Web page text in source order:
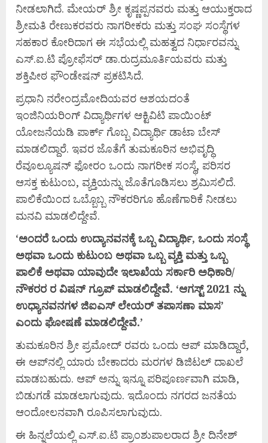
ನೀಡಲಾಗಿದೆ. ಮೇಯರ್ ಶ್ರೀ ಕೃಷ್ಣಪ್ಪನವರು ಮತ್ತು ಆಯುಕ್ತರಾದ
ಶ್ರೀಮತಿ ರೇಣುಕರವರು ನಾಗರೀಕರು ಮತ್ತು ಸಂಘ ಸಂಸ್ಥೆಗಳ
ಸಹಕಾರ ಕೋರಿದಾಗ ಈ ಸಭೆಯಲ್ಲಿ ಮಹತ್ವದ ನಿರ್ಧಾರವನ್ನು
ಎಸ್.ಐ.ಟಿ ಪ್ರೋಫೆಸರ್ ಡಾ.ರುದ್ರಮೂರ್ತಿಯವರು ಮತ್ತು
ಶಕ್ತಿಪೀಠ ಫೌಂಡೇಷನ್ ಪ್ರಕಟಿಸಿದೆ.
ಪ್ರಧಾನಿ ನರೇಂದ್ರಮೋದಿಯವರ ಆಶಯದಂತೆ
ಇಂಜಿನಿಯರಿಂಗ್ ವಿದ್ಯಾರ್ಥಿಗಳ ಆಕ್ಟಿವಿಟಿ ಪಾಯಿಂಟ್
ಯೋಜನೆಯಡಿ ಪಾರ್ಕ್ ಗೊಬ್ಬ ವಿದ್ಯಾರ್ಥಿ ಡಾಟಾ ಬೇಸ್
ಮಾಡಲಿದ್ದಾರೆ. ಇವರ ಜೊತೆಗೆ ತುಮಕೂರಿನ ಅಭಿವೃದ್ಧಿ
ರೆವೂಲ್ಯೂಷನ್ ಫೋರಂ ಒಂದು ನಾಗರೀಕ ಸಂಸ್ಥೆ, ಪರಿಸರ
ಆಸಕ್ತ ಕುಟುಂಬ, ವ್ಯಕ್ತಿಯನ್ನು ಜೊತೆಗೂಡಿಸಲು ಶ್ರಮಿಸಲಿದೆ.
ಪಾಲಿಕೆಯಿಂದ ಒಬ್ಬೊಬ್ಬ ನೌಕರರಿಗೂ ಹೊಣೆಗಾರಿಕೆ ನೀಡಲು
ಮನವಿ ಮಾಡಲಿದ್ದೇವೆ.
‘ಅಂದರೆ ಒಂದು ಉದ್ಯಾನವನಕ್ಕೆ ಒಬ್ಬ ವಿದ್ಯಾರ್ಥಿ, ಒಂದು ಸಂಸ್ಥೆ
ಅಥವಾ ಒಂದು ಕುಟುಂಬ ಅಥವಾ ಒಬ್ಬ ವ್ಯಕ್ತಿ ಮತ್ತು ಒಬ್ಬ
ಪಾಲಿಕೆ ಅಥವಾ ಯಾವುದೇ ಇಲಾಖೆಯ ಸರ್ಕಾರಿ ಅಧಿಕಾರಿ/
ನೌಕರರ ರ ವಿಷನ್ ಗ್ರೂಪ್ ಮಾಡಲಿದ್ದೇವೆ. ‘ಆಗಸ್ಟ್ 2021 ನ್ನು
ಉಧ್ಯಾನವನಗಳ ಜಿಐಎಸ್ ಲೇಯರ್ ತಪಾಸಣಾ ಮಾಸ’
ಎಂದು ಘೋಷಣೆ ಮಾಡಲಿದ್ದೇವೆ.’
ತುಮಕೂರಿನ ಶ್ರೀ ಪ್ರಮೋದ್ ರವರು ಒಂದು ಆಪ್ ಮಾಡಿದ್ದಾರೆ,
ಈ ಆಪ್‍ನಲ್ಲಿ ಯಾರು ಬೇಕಾದರು ಮರಗಳ ಡಿಜಿಟಲ್ ದಾಖಲೆ
ಮಾಡಬಹುದು. ಆಪ್ ಅನ್ನು ಇನ್ನೂ ಪರಿಪೂರ್ಣವಾಗಿ ಮಾಡಿ,
ಬಿಡುಗಡೆ ಮಾಡಲಾಗುವುದು. ಇದೊಂದು ನಗರದ ಜನತೆಯ
ಆಂದೋಲನವಾಗಿ ರೂಪಿಸಲಾಗುವುದು.
ಈ ಹಿನ್ನಲೆಯಲ್ಲಿ ಎಸ್.ಐ.ಟಿ ಪ್ರಾಂಶುಪಾಲರಾದ ಶ್ರೀ ದಿನೇಶ್